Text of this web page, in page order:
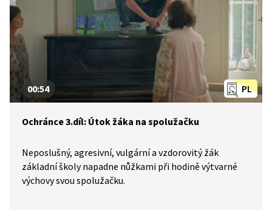
Ptáčat i na druhém stupni?
PL
00:54
Ochránce 3.díl: Útok žáka na spolužačku
Neposlušný, agresivní, vulgární a vzdorovitý žák
základní školy napadne nůžkami při hodině výtvarné
výchovy svou spolužačku.